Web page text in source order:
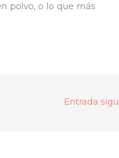
polvo, o lo que más
Entrada